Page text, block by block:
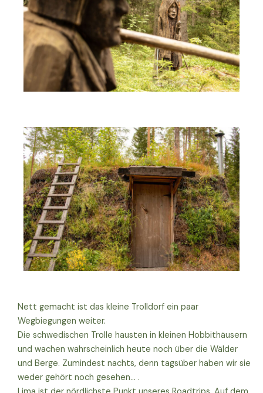
Nett gemacht ist das kleine Trolldorf ein paar
Wegbiegungen weiter.
Die schwedischen Trolle hausten in kleinen Hobbithäusern
und wachen wahrscheinlich heute noch über die Wälder
und Berge. Zumindest nachts, denn tagsüber haben wir sie
weder gehört noch gesehen… .